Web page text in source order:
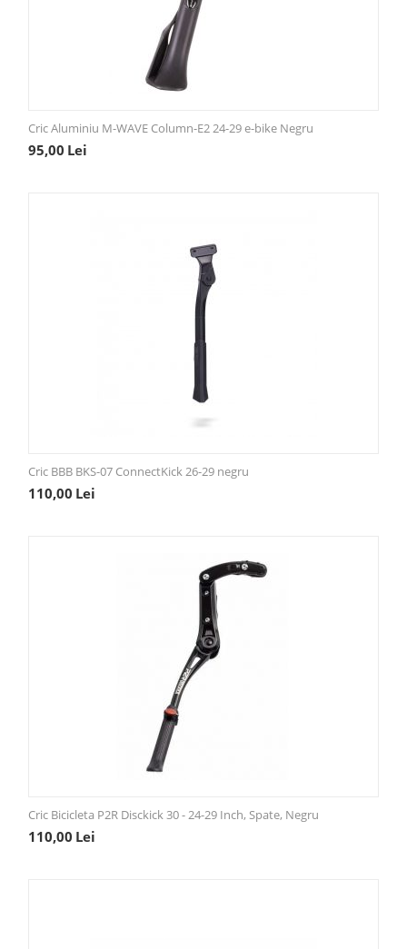
Cric Aluminiu M-WAVE Column-E2 24-29 e-bike Negru
95,00 Lei
Cric BBB BKS-07 ConnectKick 26-29 negru
110,00 Lei
Cric Bicicleta P2R Disckick 30 - 24-29 Inch, Spate, Negru
110,00 Lei